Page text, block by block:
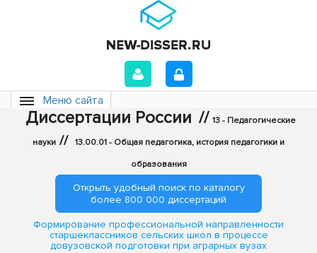
Меню сайта
Диссертации России // 13 - Педагогические
науки // 13.00.01 - Общая педагогика, история педагогики и
образования
Открыть удобный поиск по каталогу
более 800 000 диссертаций
Формирование профессиональной направленности
старшеклассников сельских школ в процессе
довузовской подготовки при аграрных вузах